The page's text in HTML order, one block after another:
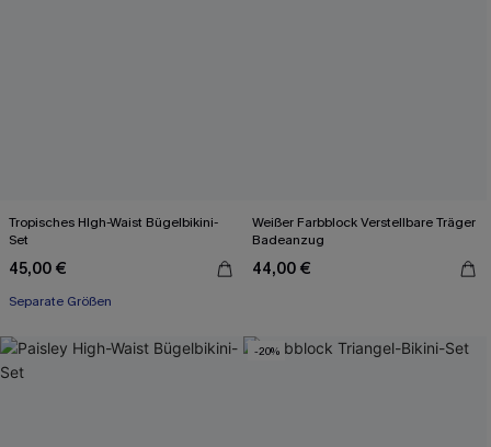
Tropisches HIgh-Waist Bügelbikini-
Set
45,00 €
Separate Größen
Weißer Farbblock Verstellbare Träger
Badeanzug
44,00 €
-20%